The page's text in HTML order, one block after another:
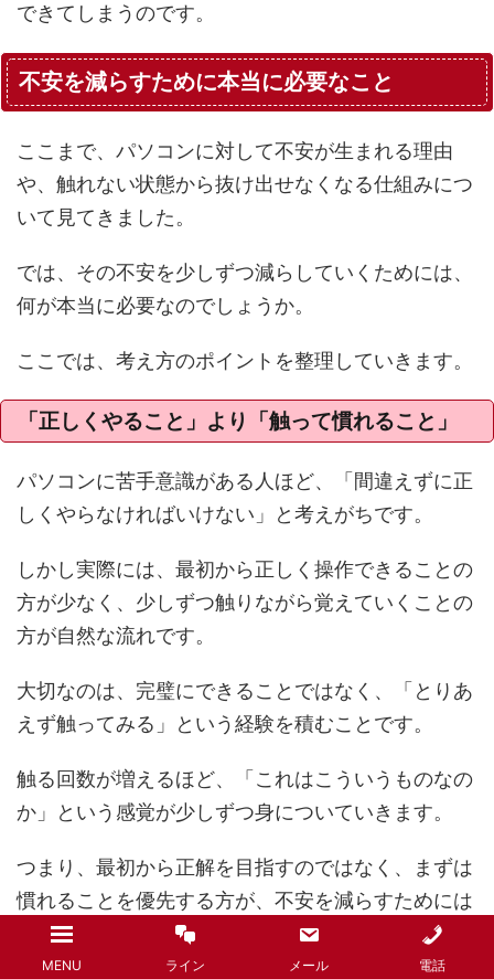
できてしまうのです。
不安を減らすために本当に必要なこと
ここまで、パソコンに対して不安が生まれる理由
や、触れない状態から抜け出せなくなる仕組みにつ
いて見てきました。
では、その不安を少しずつ減らしていくためには、
何が本当に必要なのでしょうか。
ここでは、考え方のポイントを整理していきます。
「正しくやること」より「触って慣れること」
パソコンに苦手意識がある人ほど、「間違えずに正
しくやらなければいけない」と考えがちです。
しかし実際には、最初から正しく操作できることの
方が少なく、少しずつ触りながら覚えていくことの
方が自然な流れです。
大切なのは、完璧にできることではなく、「とりあ
えず触ってみる」という経験を積むことです。
触る回数が増えるほど、「これはこういうものなの
か」という感覚が少しずつ身についていきます。
つまり、最初から正解を目指すのではなく、まずは
慣れることを優先する方が、不安を減らすためには
効果的です。
MENU ライン メール 電話